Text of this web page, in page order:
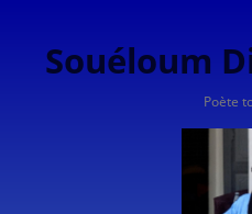
Souéloum
Poète